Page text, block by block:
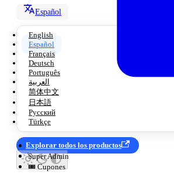
Español
English
Español
Français
Deutsch
Português
العربية
简体中文
日本語
Русский
Türkçe
Explorar todos los productos
Super Admin
🎟️ Cupones